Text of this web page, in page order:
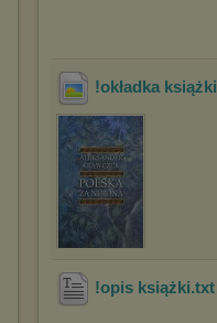
!okładka
!opis książki